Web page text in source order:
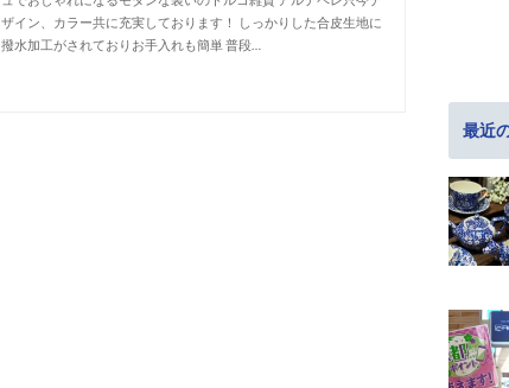
ザイン、カラー共に充実しております！ しっかりした合皮生地に
撥水加工がされておりお手入れも簡単 普段…
最近